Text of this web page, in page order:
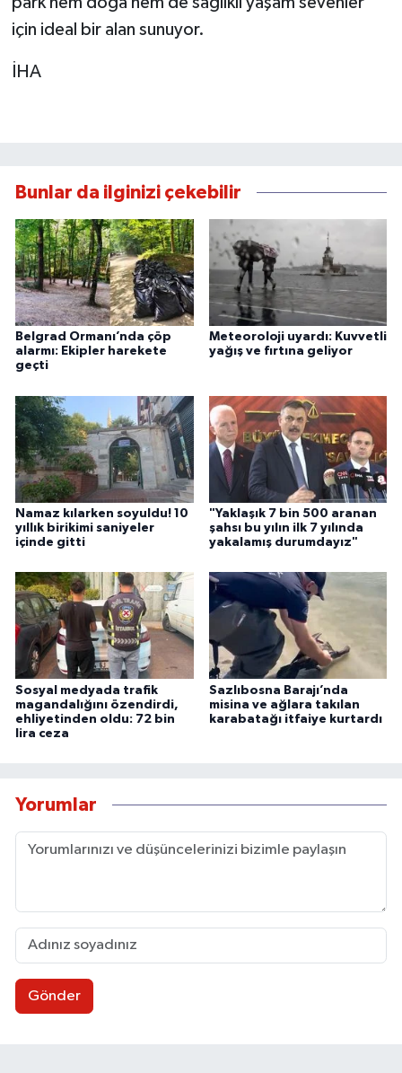
için ideal bir alan sunuyor.
İHA
Bunlar da ilginizi çekebilir
Belgrad Ormanı’nda çöp
alarmı: Ekipler harekete
geçti
Meteoroloji uyardı: Kuvvetli
yağış ve fırtına geliyor
Namaz kılarken soyuldu! 10
yıllık birikimi saniyeler
içinde gitti
"Yaklaşık 7 bin 500 aranan
şahsı bu yılın ilk 7 yılında
yakalamış durumdayız"
Sosyal medyada trafik
magandalığını özendirdi,
ehliyetinden oldu: 72 bin
lira ceza
Sazlıbosna Barajı’nda
misina ve ağlara takılan
karabatağı itfaiye kurtardı
Yorumlar
Gönder